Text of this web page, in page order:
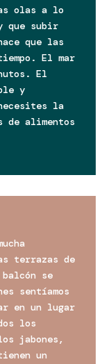
olas a lo
que subir
que las
El mar
El
y
la
de alimentos
terrazas de
se
sentíamos
en un lugar
los
jabones,
un